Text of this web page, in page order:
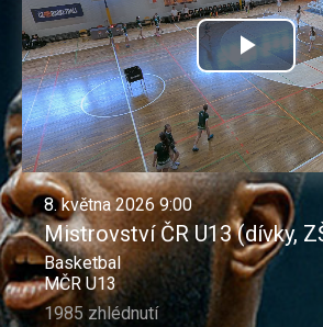
video
8. května 2026 9:00
Mistrovství ČR U13 (dívky,
Basketbal
MČR U13
1985 zhlédnutí